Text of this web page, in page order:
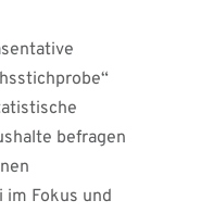
befragen
im Fokus und